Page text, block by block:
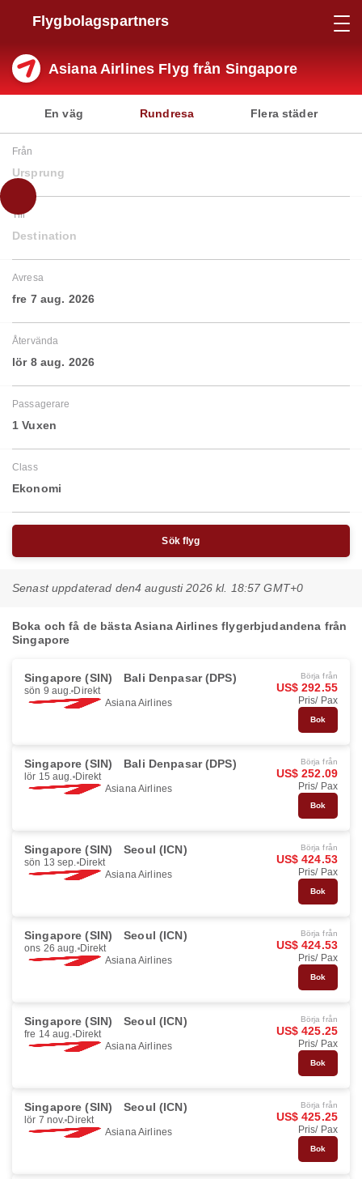
Flygbolagspartners
Asiana Airlines Flyg från Singapore
En väg Rundresa Flera städer
Från
Ursprung
Till
Destination
Avresa
fre 7 aug. 2026
Återvända
lör 8 aug. 2026
Passagerare
1 Vuxen
Class
Ekonomi
Sök flyg
Senast uppdaterad den4 augusti 2026 kl. 18:57 GMT+0
Boka och få de bästa Asiana Airlines flygerbjudandena från
Singapore
Singapore (SIN) Bali Denpasar (DPS)
sön 9 aug. Direkt
Asiana Airlines
Börja från
US$ 292.55
Pris/ Pax
Bok
Singapore (SIN) Bali Denpasar (DPS)
lör 15 aug. Direkt
Asiana Airlines
Börja från
US$ 252.09
Pris/ Pax
Bok
Singapore (SIN) Seoul (ICN)
sön 13 sep. Direkt
Asiana Airlines
Börja från
US$ 424.53
Pris/ Pax
Bok
Singapore (SIN) Seoul (ICN)
ons 26 aug. Direkt
Asiana Airlines
Börja från
US$ 424.53
Pris/ Pax
Bok
Singapore (SIN) Seoul (ICN)
fre 14 aug. Direkt
Asiana Airlines
Börja från
US$ 425.25
Pris/ Pax
Bok
Singapore (SIN) Seoul (ICN)
lör 7 nov. Direkt
Asiana Airlines
Börja från
US$ 425.25
Pris/ Pax
Bok